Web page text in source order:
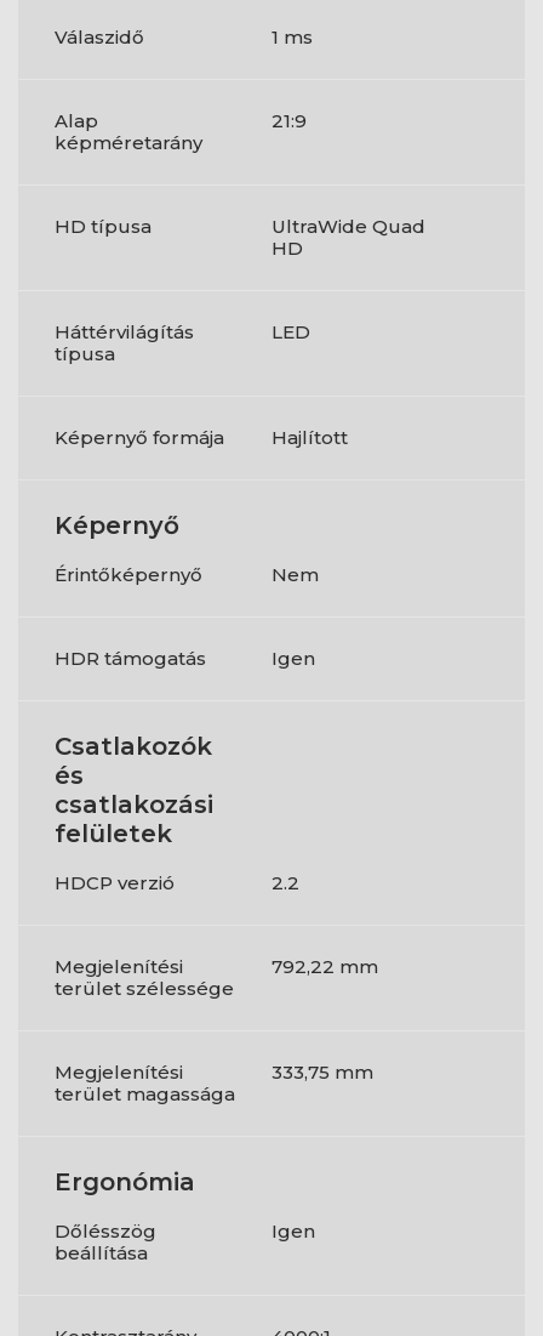
Válaszidő 1 ms
Alap
képméretarány
21:9
HD típusa
UltraWide Quad
HD
Háttérvilágítás
típusa
LED
Képernyő formája Hajlított
Képernyő
Érintőképernyő Nem
HDR támogatás Igen
Csatlakozók
és
csatlakozási
felületek
HDCP verzió 2.2
Megjelenítési
terület szélessége
792,22 mm
Megjelenítési
terület magassága
333,75 mm
Ergonómia
Dőlésszög
beállítása
Igen